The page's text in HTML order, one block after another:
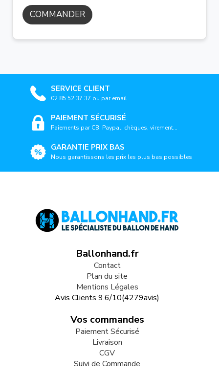
COMMANDER
SERVICE CLIENT
02 85 52 37 37 ou par email
PAIEMENT SÉCURISÉ
Paiements par CB, Paypal, chèques, virement...
GARANTIE PRIX BAS
Nous garantissons les prix les plus bas possibles
Ballonhand.fr
Contact
Plan du site
Mentions Légales
Avis Clients 9.6/10(4279avis)
Vos commandes
Paiement Sécurisé
Livraison
CGV
Suivi de Commande